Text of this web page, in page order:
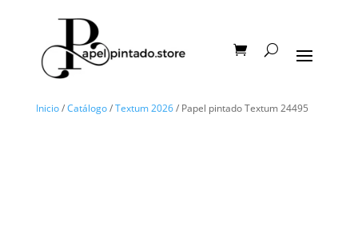
Inicio/Catálogo/Textum 2026/ Papel pintado Textum 24495